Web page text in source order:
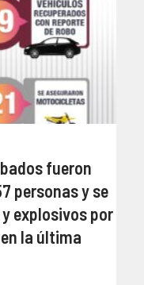
fueron
personas y se
explosivos por
la última